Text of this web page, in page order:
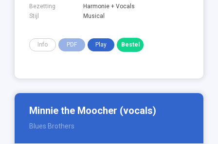
Bezetting
Harmonie + Vocals
Stijl
Musical
Info PDF Play
Minnie the Moocher (vocals)
Blues Brothers